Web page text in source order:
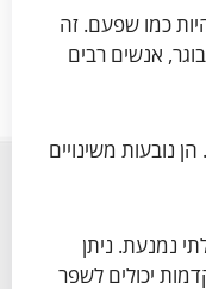
כמו שפעם. זה
אנשים רבים
נובעות משינויים
נמנעת. ניתן
יכולים לשפר